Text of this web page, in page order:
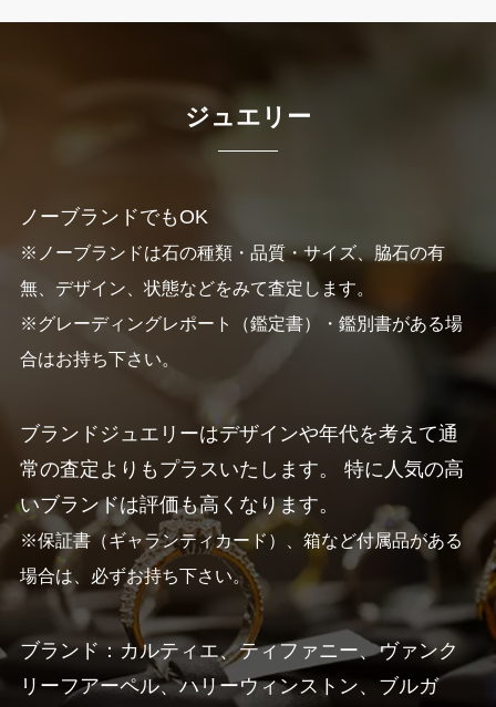
ジュエリー
ノーブランドでもOK
※ノーブランドは石の種類・品質・サイズ、脇石の有
無、デザイン、状態などをみて査定します。
※グレーディングレポート（鑑定書）・鑑別書がある場
合はお持ち下さい。
ブランドジュエリーはデザインや年代を考えて通
常の査定よりもプラスいたします。 特に人気の高
いブランドは評価も高くなります。
※保証書（ギャランティカード）、箱など付属品がある
場合は、必ずお持ち下さい。
ブランド：カルティエ、ティファニー、ヴァンク
リーフアーペル、ハリーウィンストン、ブルガ